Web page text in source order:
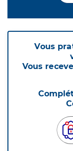
Vous
Vous